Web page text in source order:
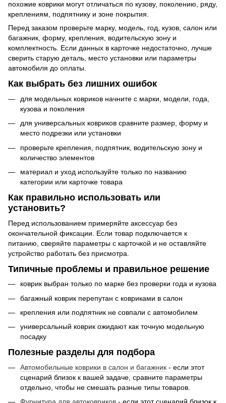
похожие коврики могут отличаться по кузову, поколению, ряду,
креплениям, подпятнику и зоне покрытия.
Перед заказом проверьте марку, модель, год, кузов, салон или
багажник, форму, крепления, водительскую зону и
комплектность. Если данных в карточке недостаточно, лучше
сверить старую деталь, место установки или параметры
автомобиля до оплаты.
Как выбрать без лишних ошибок
для модельных ковриков начните с марки, модели, года,
кузова и поколения
для универсальных ковриков сравните размер, форму и
место подрезки или установки
проверьте крепления, подпятник, водительскую зону и
количество элементов
материал и уход используйте только по названию
категории или карточке товара
Как правильно использовать или
установить?
Перед использованием примеряйте аксессуар без
окончательной фиксации. Если товар подключается к
питанию, сверяйте параметры с карточкой и не оставляйте
устройство работать без присмотра.
Типичные проблемы и правильное решение
коврик выбран только по марке без проверки года и кузова
багажный коврик перепутан с ковриками в салон
крепления или подпятник не совпали с автомобилем
универсальный коврик ожидают как точную модельную
посадку
Полезные разделы для подбора
Автомобильные коврики в салон и багажник - если этот
сценарий близок к вашей задаче, сравните параметры
отдельно, чтобы не смешать разные типы товаров.